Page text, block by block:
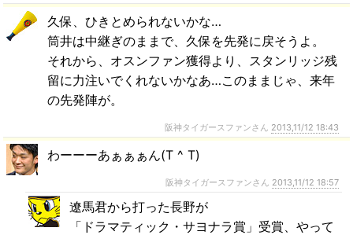
久保、ひきとめられないかな…
筒井は中継ぎのままで、久保を先発に戻そうよ。
それから、オスンファン獲得より、スタンリッジ残
留に力注いでくれないかなあ…このままじゃ、来年
の先発陣が。
阪神タイガースファンさん 2013,11/12 18:43
わーーーあぁぁぁん(T ^ T)
阪神タイガースファンさん 2013,11/12 18:57
遼馬君から打った長野が
「ドラマティック・サヨナラ賞」受賞、やって